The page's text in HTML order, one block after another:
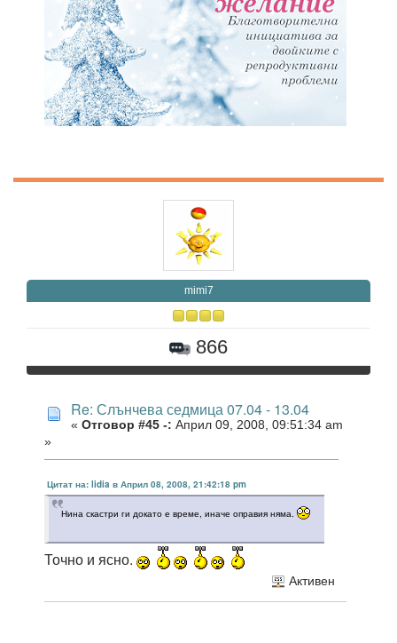
mimi7
866
Re: Слънчева седмица 07.04 - 13.04
« Отговор #45 -: Април 09, 2008, 09:51:34 am
»
Цитат на: lidia в Април 08, 2008, 21:42:18 pm
Нина скастри ги докато е време, иначе оправия няма.
Точно и ясно.
Активен